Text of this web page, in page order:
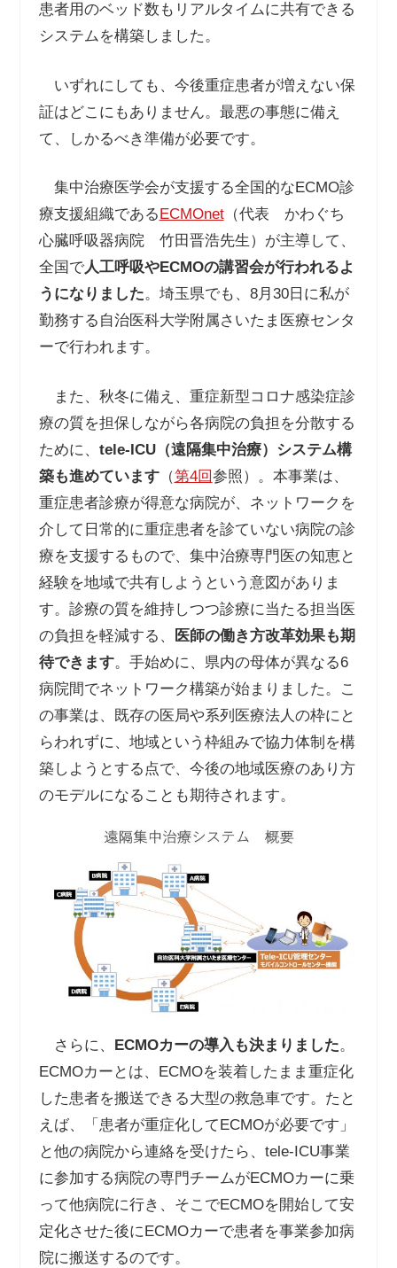
患者用のベッド数もリアルタイムに共有できる
システムを構築しました。
いずれにしても、今後重症患者が増えない保
証はどこにもありません。最悪の事態に備え
て、しかるべき準備が必要です。
集中治療医学会が支援する全国的なECMO診
療支援組織である ECMOnet（代表 かわぐち
心臓呼吸器病院 竹田晋浩先生）が主導して、
全国で人工呼吸やECMOの講習会が行われるよ
うになりました。埼玉県でも、8月30日に私が
勤務する自治医科大学附属さいたま医療センタ
ーで行われます。
また、秋冬に備え、重症新型コロナ感染症診
療の質を担保しながら各病院の負担を分散する
ために、 tele-ICU（遠隔集中治療）システム構
築も進めています（第4回参照）。本事業は、
重症患者診療が得意な病院が、ネットワークを
介して日常的に重症患者を診ていない病院の診
療を支援するもので、集中治療専門医の知恵と
経験を地域で共有しようという意図がありま
す。診療の質を維持しつつ診療に当たる担当医
の負担を軽減する、
医師の働き方改革効果も期
待できます。手始めに、県内の母体が異なる6
病院間でネットワーク構築が始まりました。こ
の事業は、既存の医局や系列医療法人の枠にと
らわれずに、地域という枠組みで協力体制を構
築しようとする点で、今後の地域医療のあり方
のモデルになることも期待されます。
さらに、 ECMOカーの導入も決まりました。
ECMOカーとは、ECMOを装着したまま重症化
した患者を搬送できる大型の救急車です。たと
えば、「患者が重症化してECMOが必要です」
と他の病院から連絡を受けたら、tele-ICU事業
に参加する病院の専門チームがECMOカーに乗
って他病院に行き、そこでECMOを開始して安
定化させた後にECMOカーで患者を事業参加病
院に搬送するのです。